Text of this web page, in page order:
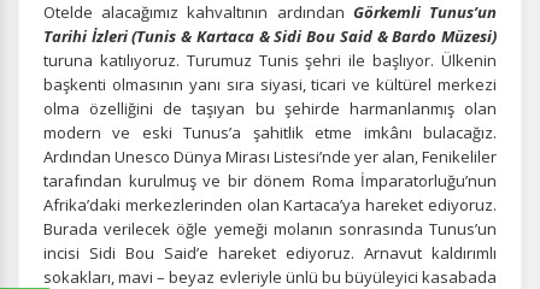
Otelde alacağımız kahvaltının ardından Görkemli Tunus’un
Tarihi İzleri (Tunis & Kartaca & Sidi Bou Said & Bardo Müzesi)
turuna katılıyoruz. Turumuz Tunis şehri ile başlıyor. Ülkenin
başkenti olmasının yanı sıra siyasi, ticari ve kültürel merkezi
olma özelliğini de taşıyan bu şehirde harmanlanmış olan
modern ve eski Tunus’a şahitlik etme imkânı bulacağız.
Ardından Unesco Dünya Mirası Listesi’nde yer alan, Fenikeliler
tarafından kurulmuş ve bir dönem Roma İmparatorluğu’nun
Afrika’daki merkezlerinden olan Kartaca’ya hareket ediyoruz.
Burada verilecek öğle yemeği molanın sonrasında Tunus’un
incisi Sidi Bou Said’e hareket ediyoruz. Arnavut kaldırımlı
sokakları, mavi – beyaz evleriyle ünlü bu büyüleyici kasabada